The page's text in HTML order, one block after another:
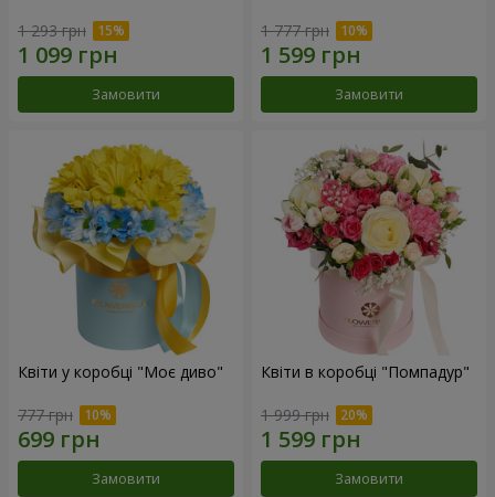
1 293 грн
Замовити
1 777 грн
Замовити
Квіти у коробці "Моє диво"
777 грн
Замовити
Квіти в коробці "Помпадур"
1 999 грн
Замовити